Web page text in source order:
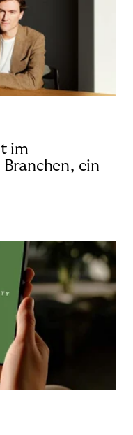
im
Branchen, ein